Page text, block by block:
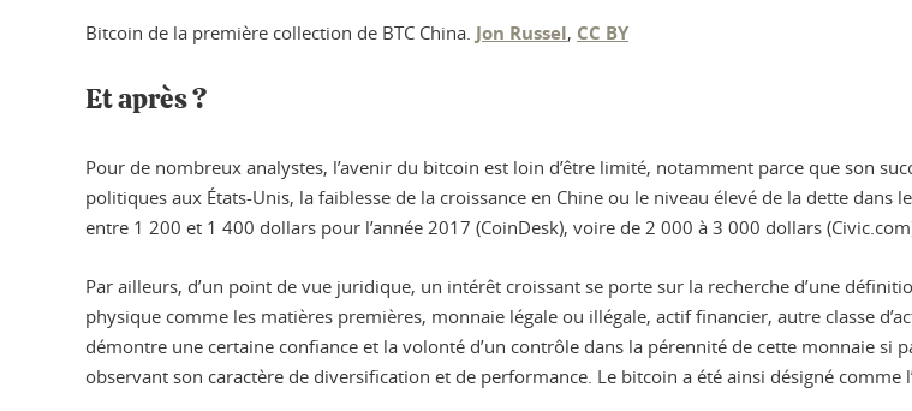
Bitcoin de la première collection de BTC China. Jon Russel, CC BY
Et après ?
Pour de nombreux analystes, l’avenir du bitcoin est loin d’être limité, notamment parce que son
politiques aux États-Unis, la faiblesse de la croissance en Chine ou le niveau élevé de la dette dans
entre 1 200 et 1 400 dollars pour l’année 2017 (CoinDesk), voire de 2 000 à 3 000 dollars
Par ailleurs, d’un point de vue juridique, un intérêt croissant se porte sur la recherche d’une
physique comme les matières premières, monnaie légale ou illégale, actif financier, autre classe
démontre une certaine confiance et la volonté d’un contrôle dans la pérennité de cette monnaie si
observant son caractère de diversification et de performance. Le bitcoin a été ainsi désigné comme